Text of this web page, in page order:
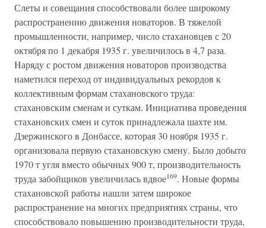
Слеты и совещания способствовали более широкому
распространению движения новаторов. В тяжелой
промышленности, например, число стахановцев с 20
октября по 1 декабря 1935 г. увеличилось в 4,7 раза.
Наряду с ростом движения новаторов производства
наметился переход от индивидуальных рекордов к
коллективным формам стахановского труда:
стахановским сменам и суткам. Инициатива проведения
стахановских смен и суток принадлежала шахте им.
Дзержинского в Донбассе, которая 30 ноября 1935 г.
организовала первую стахановскую смену. Было добыто
1970 т угля вместо обычных 900 т, производительность
труда забойщиков увеличилась вдвое169. Новые формы
стахановской работы нашли затем широкое
распространение на многих предприятиях страны, что
способствовало повышению производительности труда,